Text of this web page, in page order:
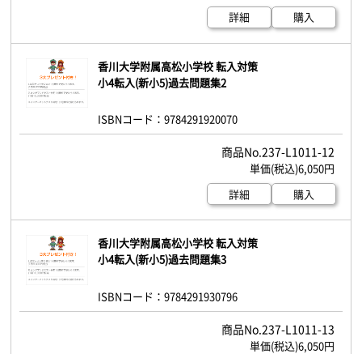
詳細
購入
香川大学附属高松小学校 転入対策
小4転入(新小5)過去問題集2
ISBNコード：9784291920070
237-L1011-12
6,050円
詳細
購入
香川大学附属高松小学校 転入対策
小4転入(新小5)過去問題集3
ISBNコード：9784291930796
237-L1011-13
6,050円